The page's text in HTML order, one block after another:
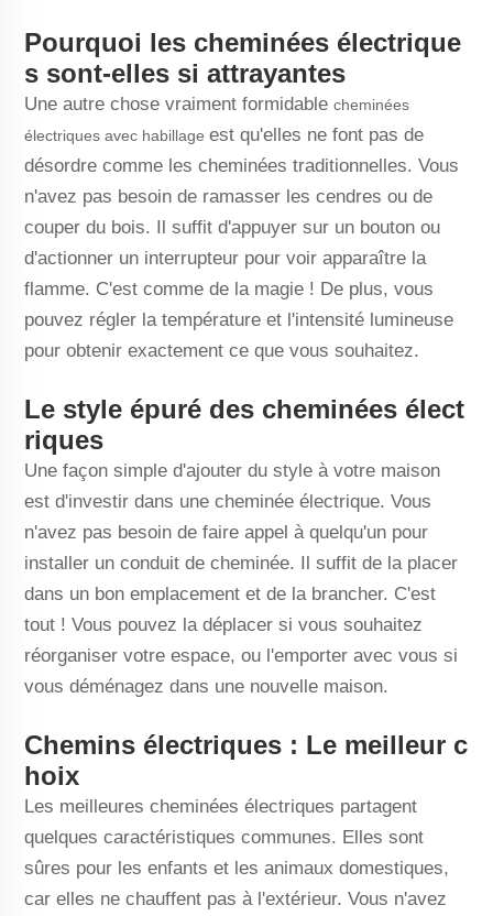
Pourquoi les cheminées électrique
s sont-elles si attrayantes
Une autre chose vraiment formidable cheminées
électriques avec habillage est qu'elles ne font pas de
désordre comme les cheminées traditionnelles. Vous
n'avez pas besoin de ramasser les cendres ou de
couper du bois. Il suffit d'appuyer sur un bouton ou
d'actionner un interrupteur pour voir apparaître la
flamme. C'est comme de la magie ! De plus, vous
pouvez régler la température et l'intensité lumineuse
pour obtenir exactement ce que vous souhaitez.
Le style épuré des cheminées élect
riques
Une façon simple d'ajouter du style à votre maison
est d'investir dans une cheminée électrique. Vous
n'avez pas besoin de faire appel à quelqu'un pour
installer un conduit de cheminée. Il suffit de la placer
dans un bon emplacement et de la brancher. C'est
tout ! Vous pouvez la déplacer si vous souhaitez
réorganiser votre espace, ou l'emporter avec vous si
vous déménagez dans une nouvelle maison.
Chemins électriques : Le meilleur c
hoix
Les meilleures cheminées électriques partagent
quelques caractéristiques communes. Elles sont
sûres pour les enfants et les animaux domestiques,
car elles ne chauffent pas à l'extérieur. Vous n'avez